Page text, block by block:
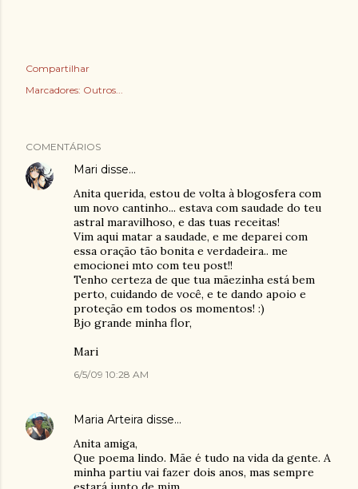
Compartilhar
Marcadores: Outros...
COMENTÁRIOS
Mari disse…
Anita querida, estou de volta à blogosfera com
um novo cantinho... estava com saudade do teu
astral maravilhoso, e das tuas receitas!
Vim aqui matar a saudade, e me deparei com
essa oração tão bonita e verdadeira.. me
emocionei mto com teu post!!
Tenho certeza de que tua mãezinha está bem
perto, cuidando de você, e te dando apoio e
proteção em todos os momentos! :)
Bjo grande minha flor,
Mari
6/5/09 10:28 AM
Maria Arteira disse…
Anita amiga,
Que poema lindo. Mãe é tudo na vida da gente. A
minha partiu vai fazer dois anos, mas sempre